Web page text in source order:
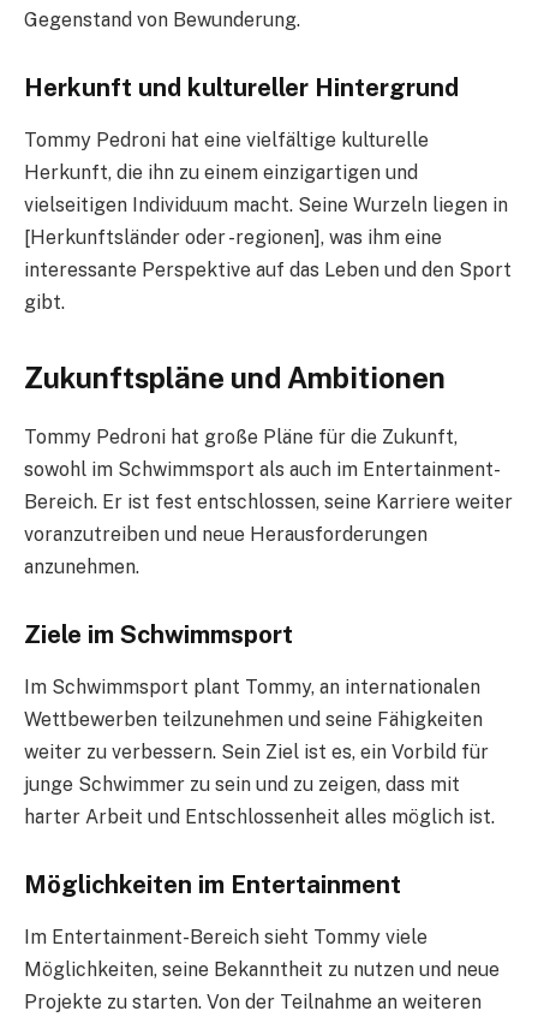
Gegenstand von Bewunderung.
Herkunft und kultureller Hintergrund
Tommy Pedroni hat eine vielfältige kulturelle
Herkunft, die ihn zu einem einzigartigen und
vielseitigen Individuum macht. Seine Wurzeln liegen in
[Herkunftsländer oder -regionen], was ihm eine
interessante Perspektive auf das Leben und den Sport
gibt.
Zukunftspläne und Ambitionen
Tommy Pedroni hat große Pläne für die Zukunft,
sowohl im Schwimmsport als auch im Entertainment-
Bereich. Er ist fest entschlossen, seine Karriere weiter
voranzutreiben und neue Herausforderungen
anzunehmen.
Ziele im Schwimmsport
Im Schwimmsport plant Tommy, an internationalen
Wettbewerben teilzunehmen und seine Fähigkeiten
weiter zu verbessern. Sein Ziel ist es, ein Vorbild für
junge Schwimmer zu sein und zu zeigen, dass mit
harter Arbeit und Entschlossenheit alles möglich ist.
Möglichkeiten im Entertainment
Im Entertainment-Bereich sieht Tommy viele
Möglichkeiten, seine Bekanntheit zu nutzen und neue
Projekte zu starten. Von der Teilnahme an weiteren